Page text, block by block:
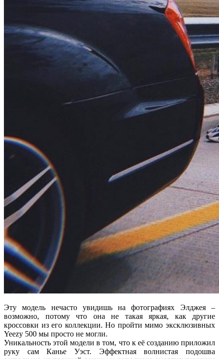
Эту модель нечасто увидишь на фотографиях Элджея –
возможно, потому что она не такая яркая, как другие
кроссовки из его коллекции. Но пройти мимо эксклюзивных
Yeezy 500 мы просто не могли.
Уникальность этой модели в том, что к её созданию приложил
руку сам Канье Уэст. Эффектная волнистая подошва